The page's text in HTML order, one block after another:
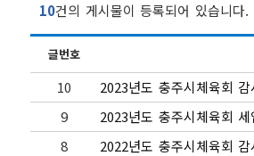
10건의 게시물이 등록되어 있습니다
글번호
10 2023년도 충주시체육회
9
2023년도 충주시체육회 세
8
2022년도 충주시체육회